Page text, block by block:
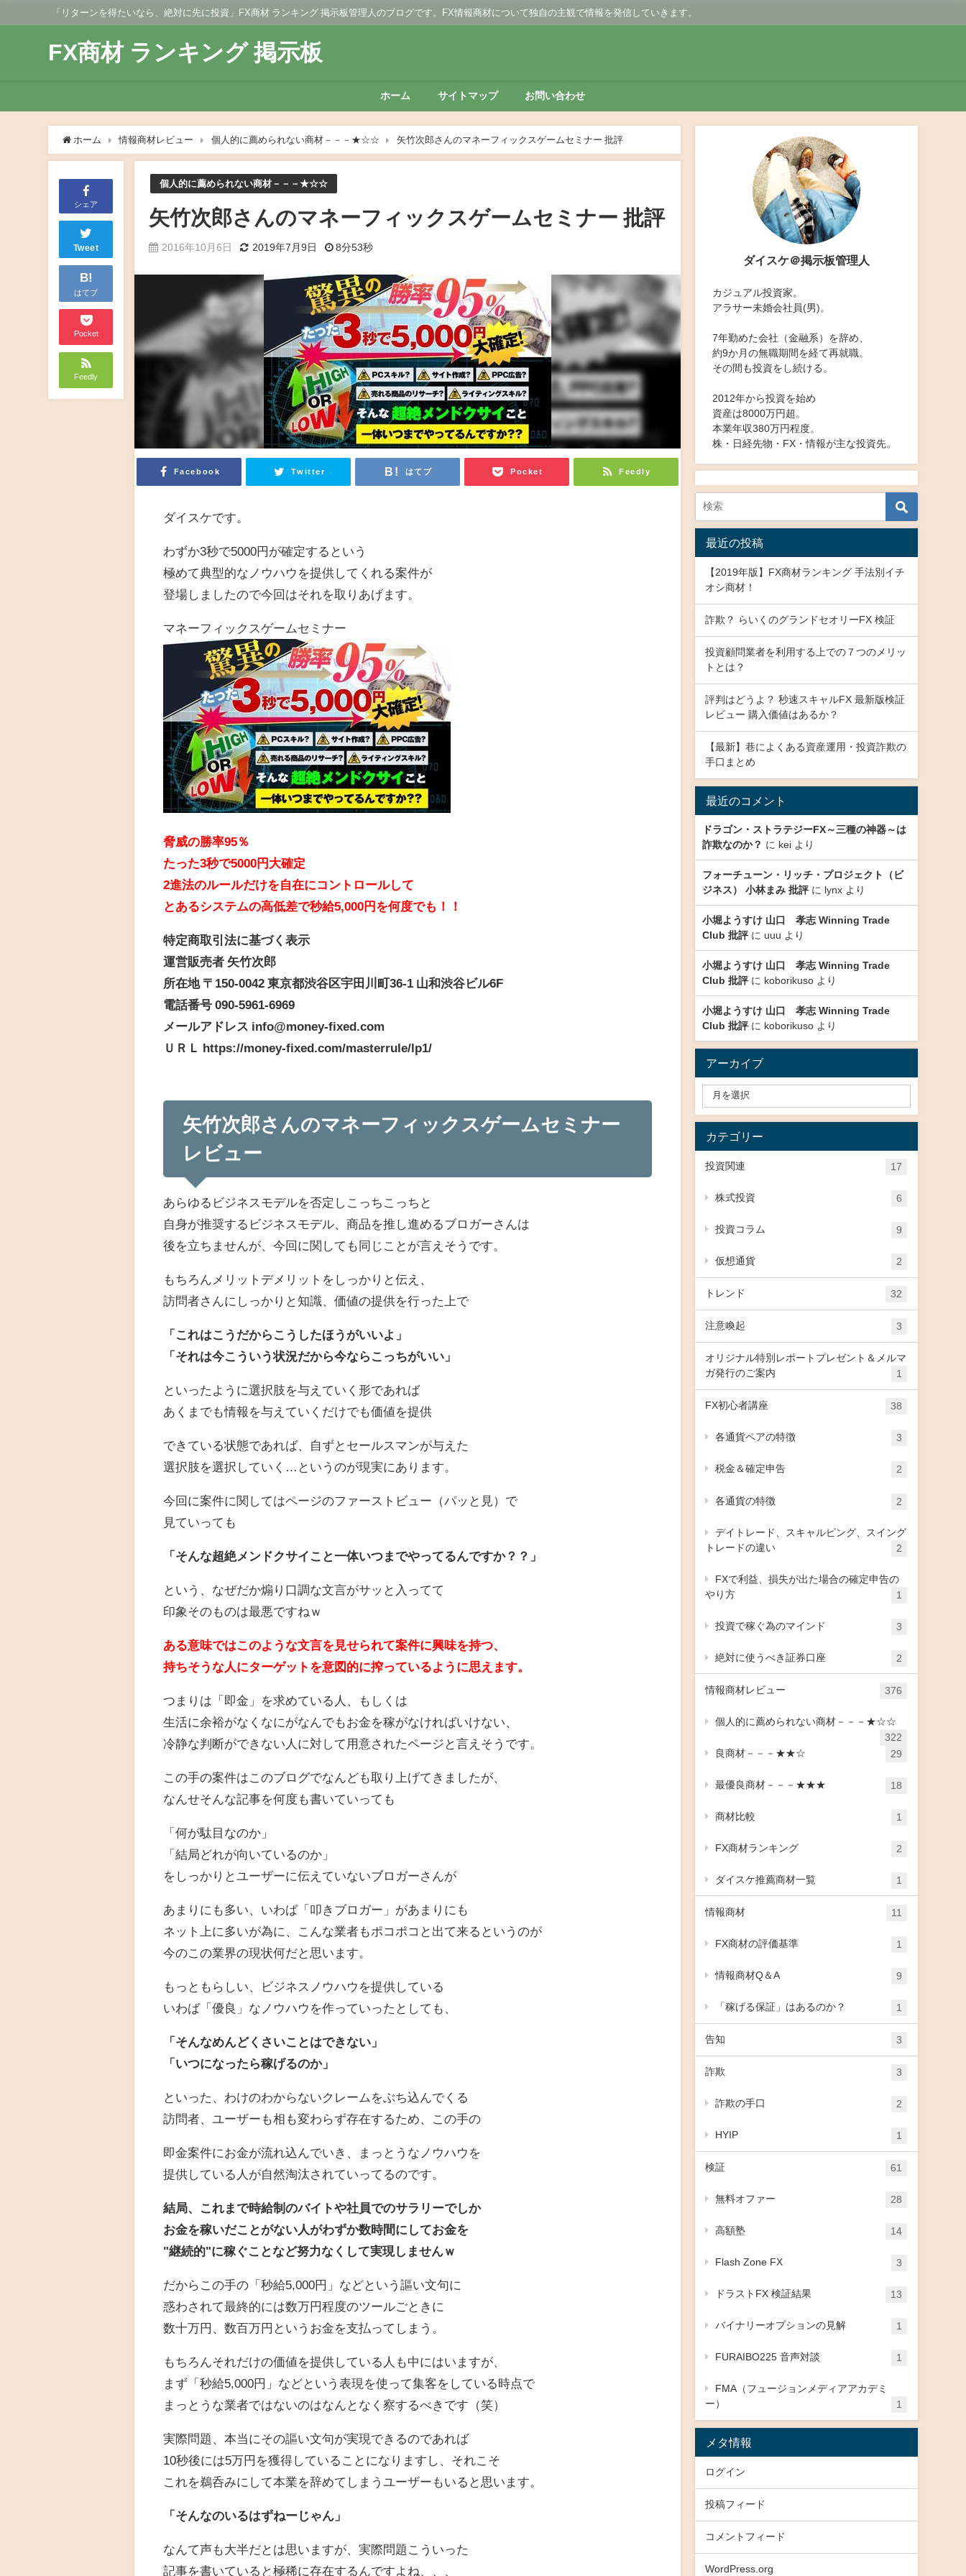
「リターンを得たいなら、絶対に先に投資」FX商材 ランキング 掲示板管理人のブログです。FX情報商材について独自の主観で情報を発信していきます。
FX商材 ランキング 掲示板
ホーム サイトマップ お問い合わせ
ホーム 情報商材レビュー 個人的に薦められない商材－－－★☆☆ 矢竹次郎さんのマネーフィックスゲームセミナー 批評
シェア
Tweet
B!
はてブ
Pocket
Feedly
個人的に薦められない商材－－－★☆☆
矢竹次郎さんのマネーフィックスゲームセミナー 批評
2016年10月6日 2019年7月9日 8分53秒
Facebook Twitter はてブ Pocket Feedly
ダイスケです。
わずか3秒で5000円が確定するという
極めて典型的なノウハウを提供してくれる案件が
登場しましたので今回はそれを取りあげます。
マネーフィックスゲームセミナー
脅威の勝率95％
たった3秒で5000円大確定
2進法のルールだけを自在にコントロールして
とあるシステムの高低差で秒給5,000円を何度でも！！
特定商取引法に基づく表示
運営販売者 矢竹次郎
所在地 〒150-0042 東京都渋谷区宇田川町36-1 山和渋谷ビル6F
電話番号 090-5961-6969
メールアドレス info@money-fixed.com
ＵＲＬ https://money-fixed.com/masterrule/lp1/
矢竹次郎さんのマネーフィックスゲームセミナー
レビュー
あらゆるビジネスモデルを否定しこっちこっちと
自身が推奨するビジネスモデル、商品を推し進めるブロガーさんは
後を立ちませんが、今回に関しても同じことが言えそうです。
もちろんメリットデメリットをしっかりと伝え、
訪問者さんにしっかりと知識、価値の提供を行った上で
「これはこうだからこうしたほうがいいよ」
「それは今こういう状況だから今ならこっちがいい」
といったように選択肢を与えていく形であれば
あくまでも情報を与えていくだけでも価値を提供
できている状態であれば、自ずとセールスマンが与えた
選択肢を選択していく…というのが現実にあります。
今回に案件に関してはページのファーストビュー（パッと見）で
見ていっても
「そんな超絶メンドクサイこと一体いつまでやってるんですか？？」
という、なぜだか煽り口調な文言がサッと入ってて
印象そのものは最悪ですねｗ
ある意味ではこのような文言を見せられて案件に興味を持つ、
持ちそうな人にターゲットを意図的に搾っているように思えます。
つまりは「即金」を求めている人、もしくは
生活に余裕がなくなにがなんでもお金を稼がなければいけない、
冷静な判断ができない人に対して用意されたページと言えそうです。
この手の案件はこのブログでなんども取り上げてきましたが、
なんせそんな記事を何度も書いていっても
「何が駄目なのか」
「結局どれが向いているのか」
をしっかりとユーザーに伝えていないブロガーさんが
あまりにも多い、いわば「叩きブロガー」があまりにも
ネット上に多いが為に、こんな業者もポコポコと出て来るというのが
今のこの業界の現状何だと思います。
もっともらしい、ビジネスノウハウを提供している
いわば「優良」なノウハウを作っていったとしても、
「そんなめんどくさいことはできない」
「いつになったら稼げるのか」
といった、わけのわからないクレームをぶち込んでくる
訪問者、ユーザーも相も変わらず存在するため、この手の
即金案件にお金が流れ込んでいき、まっとうなノウハウを
提供している人が自然淘汰されていってるのです。
結局、これまで時給制のバイトや社員でのサラリーでしか
お金を稼いだことがない人がわずか数時間にしてお金を
"継続的"に稼ぐことなど努力なくして実現しませんｗ
だからこの手の「秒給5,000円」などという謳い文句に
惑わされて最終的には数万円程度のツールごときに
数十万円、数百万円というお金を支払ってしまう。
もちろんそれだけの価値を提供している人も中にはいますが、
まず「秒給5,000円」などという表現を使って集客をしている時点で
まっとうな業者ではないのはなんとなく察するべきです（笑）
実際問題、本当にその謳い文句が実現できるのであれば
10秒後には5万円を獲得していることになりますし、それこそ
これを鵜呑みにして本業を辞めてしまうユーザーもいると思います。
「そんなのいるはずねーじゃん」
なんて声も大半だとは思いますが、実際問題こういった
記事を書いていると極稀に存在するんですよね、、、
ダイスケ＠掲示板管理人
カジュアル投資家。
アラサー未婚会社員(男)。
7年勤めた会社（金融系）を辞め、
約9か月の無職期間を経て再就職。
その間も投資をし続ける。
2012年から投資を始め
資産は8000万円超。
本業年収380万円程度。
株・日経先物・FX・情報が主な投資先。
最近の投稿
【2019年版】FX商材ランキング 手法別イチ
オシ商材！
詐欺？ らいくのグランドセオリーFX 検証
投資顧問業者を利用する上での７つのメリッ
トとは？
評判はどうよ？ 秒速スキャルFX 最新版検証
レビュー 購入価値はあるか？
【最新】巷によくある資産運用・投資詐欺の
手口まとめ
最近のコメント
ドラゴン・ストラテジーFX～三種の神器～は
詐欺なのか？ に keiより
フォーチューン・リッチ・プロジェクト（ビ
ジネス） 小林まみ 批評に lynxより
小堀ようすけ 山口 孝志 Winning Trade
Club 批評に uuu より
小堀ようすけ 山口 孝志 Winning Trade
Club 批評に koborikusoより
小堀ようすけ 山口 孝志 Winning Trade
Club 批評に koborikusoより
アーカイブ
カテゴリー
投資関連 17
株式投資 6
投資コラム 9
仮想通貨 2
トレンド 32
注意喚起 3
オリジナル特別レポートプレゼント＆メルマ
ガ発行のご案内
1
FX初心者講座 38
各通貨ペアの特徴 3
税金＆確定申告 2
各通貨の特徴 2
デイトレード、スキャルピング、スイング
トレードの違い
2
FXで利益、損失が出た場合の確定申告の
やり方
1
投資で稼ぐ為のマインド 3
絶対に使うべき証券口座 2
情報商材レビュー 376
個人的に薦められない商材－－－★☆☆
322
良商材－－－★★☆
29
最優良商材－－－★★★ 18
商材比較 1
FX商材ランキング 2
ダイスケ推薦商材一覧 1
情報商材 11
FX商材の評価基準 1
情報商材Q＆A 9
「稼げる保証」はあるのか？ 1
告知 3
詐欺 3
詐欺の手口 2
HYIP 1
検証 61
無料オファー 28
高額塾 14
Flash Zone FX 3
ドラストFX 検証結果 13
バイナリーオプションの見解 1
FURAIBO225 音声対談 1
FMA（フュージョンメディアアカデミ
ー）
1
メタ情報
ログイン
投稿フィード
コメントフィード
WordPress.org